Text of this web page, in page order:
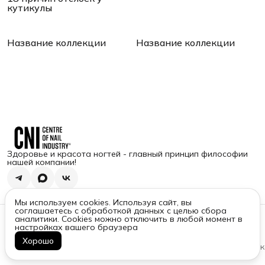
кутикулы
Название коллекции Название коллекции
Здоровье и красота ногтей - главный принцип философии
нашей компании!
Контакты
Адрес
350080, Краснодарский край, г Краснодар, ул Им. Демуса
М.Н., д. 36/1, помещ. 2
Телефон
ОплатаДоставка
Мы используем cookies. Используя сайт, вы
соглашаетесь с обработкой данных с целью сбора
аналитики. Cookies можно отключить в любой момент в
настройках вашего браузера
Хорошо